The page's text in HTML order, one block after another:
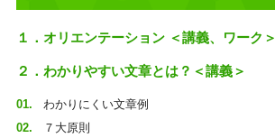
１．オリエンテーション ＜講義、ワーク＞
２．わかりやすい文章とは？＜講義＞
わかりにくい文章例
７大原則